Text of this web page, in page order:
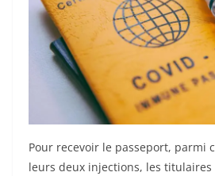
Pour recevoir le passeport, parmi
leurs deux injections, les